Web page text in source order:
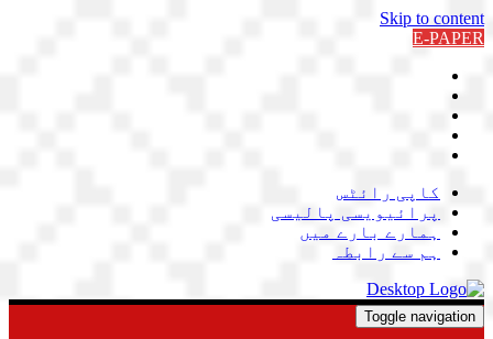
Skip to content
E-PAPER
کاپی رائٹس
پرائیویسی پالیسی
ہمارے بارے میں
ہم سے رابطہ
Toggle navigation